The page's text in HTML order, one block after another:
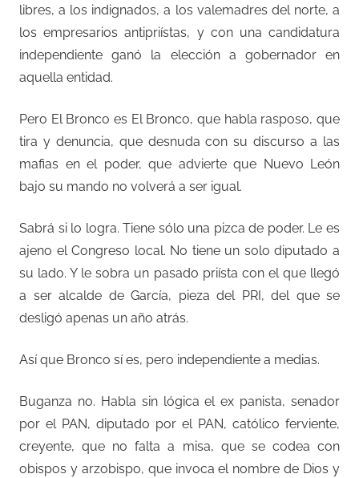
libres, a los indignados, a los valemadres del norte, a
los empresarios antipriístas, y con una candidatura
independiente ganó la elección a gobernador en
aquella entidad.
Pero El Bronco es El Bronco, que habla rasposo, que
tira y denuncia, que desnuda con su discurso a las
mafias en el poder, que advierte que Nuevo León
bajo su mando no volverá a ser igual.
Sabrá si lo logra. Tiene sólo una pizca de poder. Le es
ajeno el Congreso local. No tiene un solo diputado a
su lado. Y le sobra un pasado priísta con el que llegó
a ser alcalde de García, pieza del PRI, del que se
desligó apenas un año atrás.
Así que Bronco sí es, pero independiente a medias.
Buganza no. Habla sin lógica el ex panista, senador
por el PAN, diputado por el PAN, católico ferviente,
creyente, que no falta a misa, que se codea con
obispos y arzobispo, que invoca el nombre de Dios y